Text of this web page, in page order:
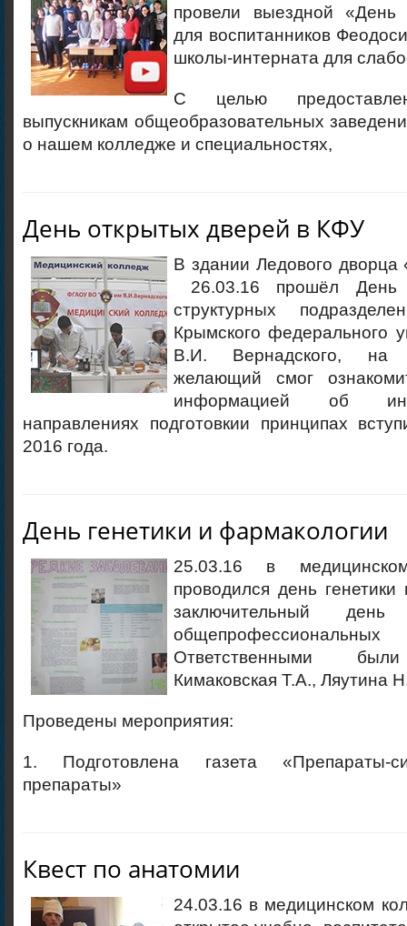
провели выездной «День
для воспитанников
школы-интерната для
С целью
выпускникам общеобразовательных
о нашем колледже и специальностях,
День открытых дверей в КФУ
В здании Ледового
26.03.16 прошёл День
структурных
Крымского федерального
В.И. Вернадского, на
желающий смог
информацией об
направлениях подготовкии принципах
2016 года.
День генетики и фармакологии
25.03.16 в
проводился день
заключительный
Ответственными
Кимаковская Т.А., Ляутина
Проведены мероприятия:
1. Подготовлена газета «Препараты-
препараты»
Квест по анатомии
24.03.16 в медицинском